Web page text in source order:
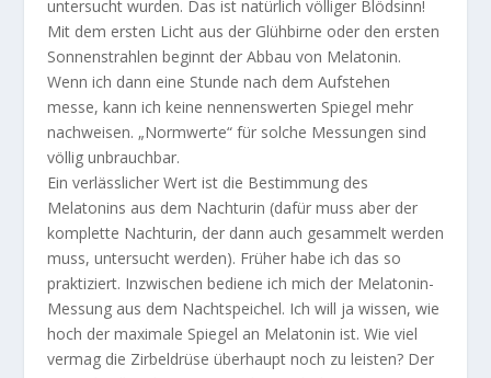
untersucht wurden. Das ist natürlich völliger Blödsinn!
Mit dem ersten Licht aus der Glühbirne oder den ersten
Sonnenstrahlen beginnt der Abbau von Melatonin.
Wenn ich dann eine Stunde nach dem Aufstehen
messe, kann ich keine nennenswerten Spiegel mehr
nachweisen. „Normwerte“ für solche Messungen sind
völlig unbrauchbar.
Ein verlässlicher Wert ist die Bestimmung des
Melatonins aus dem Nachturin (dafür muss aber der
komplette Nachturin, der dann auch gesammelt werden
muss, untersucht werden). Früher habe ich das so
praktiziert. Inzwischen bediene ich mich der Melatonin-
Messung aus dem Nachtspeichel. Ich will ja wissen, wie
hoch der maximale Spiegel an Melatonin ist. Wie viel
vermag die Zirbeldrüse überhaupt noch zu leisten? Der